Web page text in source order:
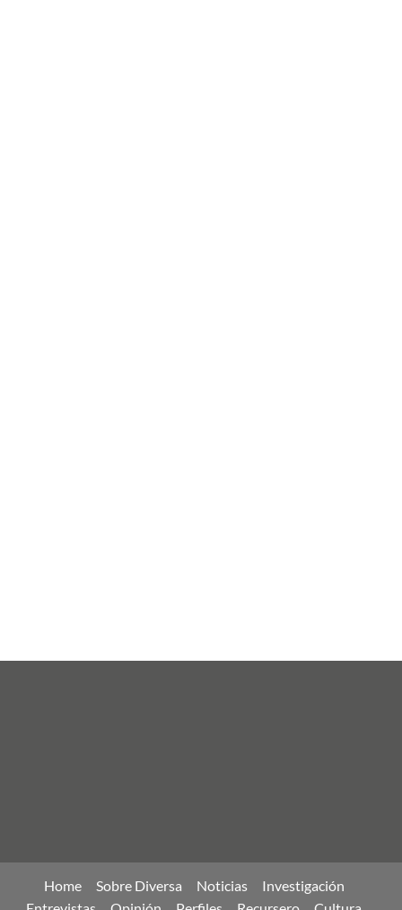
Home Sobre Diversa Noticias
Investigación